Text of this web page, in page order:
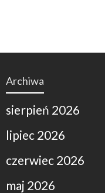
Archiwa
sierpień 2026
lipiec 2026
czerwiec 2026
maj 2026